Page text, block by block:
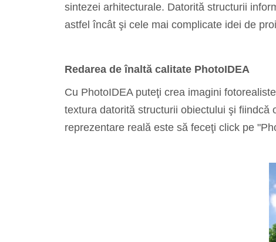
sintezei arhitecturale. Datorită structurii
astfel încât şi cele mai complicate idei de
Redarea de înaltă calitate PhotoIDEA
Cu PhotoIDEA puteţi crea imagini
textura datorită structurii obiectului şi
reprezentare reală este să feceţi click pe